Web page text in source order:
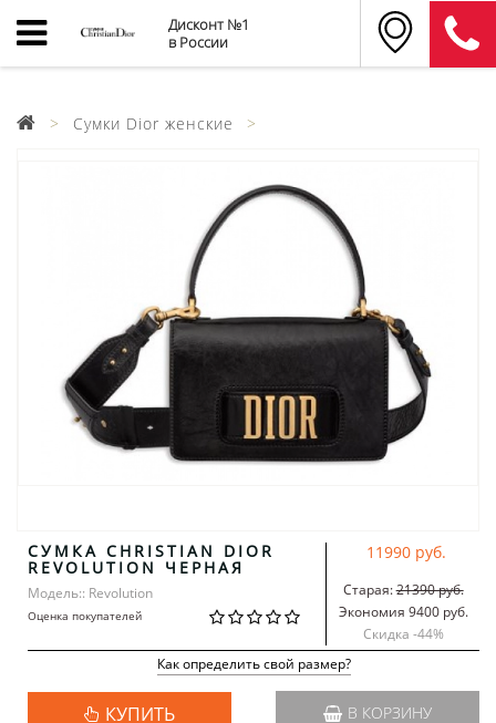
Дисконт №1
в России
Сумки Dior женские
СУМКА CHRISTIAN DIOR
REVOLUTION ЧЕРНАЯ
Модель:: Revolution
Оценка покупателей
11990 руб.
Старая:21390 руб.
Экономия 9400 руб.
Скидка -44%
Как определить свой размер?
КУПИТЬ В КОРЗИНУ